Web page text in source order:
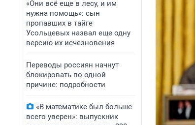
«Они всё еще в лесу, и им
нужна помощь»: сын
пропавших в тайге
Усольцевых назвал еще одну
версию их исчезновения
Переводы россиян начнут
блокировать по одной
причине: подробности
«В математике был больше
всего уверен»: выпускник